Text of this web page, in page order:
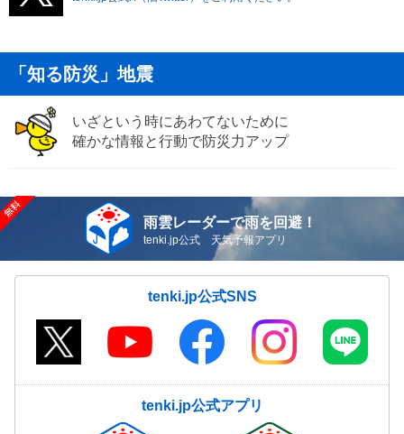
「知る防災」地震
いざという時にあわてないために
確かな情報と行動で防災力アップ
雨雲レーダーで雨を回避！
tenki.jp公式 天気予報アプリ
tenki.jp公式SNS
tenki.jp公式アプリ